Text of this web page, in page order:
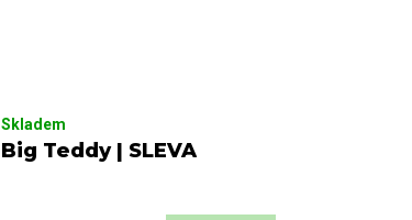
Big Teddy | SLEVA
Skladem